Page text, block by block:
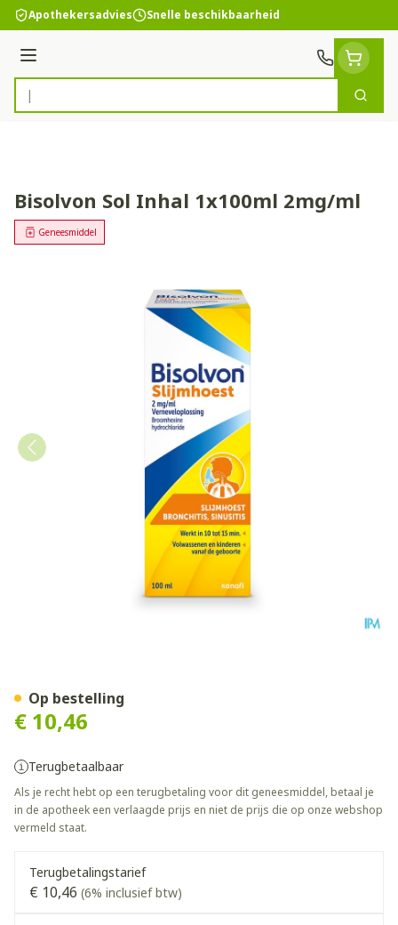
Ga naar de inhoud
Apothekersadvies Snelle beschikbaarheid
Menu
Product, merk, categorie...
Zoek
Bisolvon Sol Inhal 1x100ml 2mg/ml
Geneesmiddel
€ 10,46
Terugbetaalbaar
Als je recht hebt op een terugbetaling voor dit geneesmiddel, betaal je
in de apotheek een verlaagde prijs en niet de prijs die op onze webshop
vermeld staat.
Terugbetalingstarief
€ 10,46 (6% inclusief btw)
Op bestelling